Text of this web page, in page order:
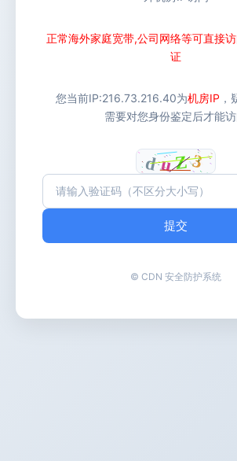
正常海外家庭宽带,公司网络等可直接
证
您当前IP:216.73.216.40为机房IP ，
需要对您身份鉴定后才能
提交
© CDN 安全防护系统